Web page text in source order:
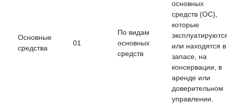
Основные
средства
01
По видам
основных
средств
основных
средств (ОС),
которые
или находятся в
запасе, на
консервации, в
аренде или
доверительном
управлении.